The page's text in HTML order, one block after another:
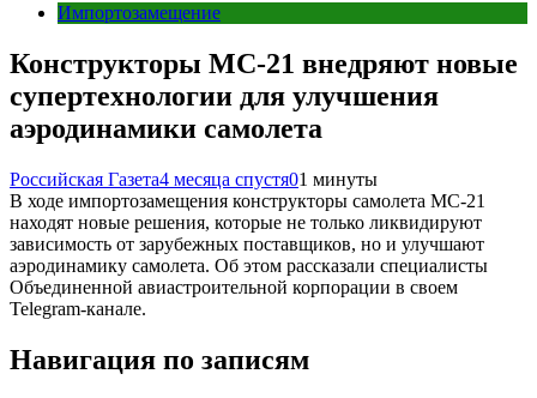
Импортозамещение
Конструкторы МС-21 внедряют новые
супертехнологии для улучшения
аэродинамики самолета
Российская Газета4 месяца спустя01 минуты
В ходе импортозамещения конструкторы самолета МС-21
находят новые решения, которые не только ликвидируют
зависимость от зарубежных поставщиков, но и улучшают
аэродинамику самолета. Об этом рассказали специалисты
Объединенной авиастроительной корпорации в своем
Telegram-канале.
Навигация по записям